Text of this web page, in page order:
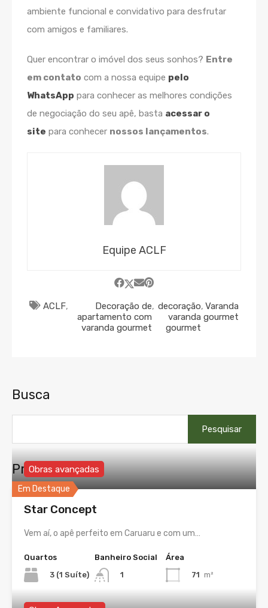
ambiente funcional e convidativo para desfrutar
com amigos e familiares.
Quer encontrar o imóvel dos seus sonhos? Entre
em contato com a nossa equipe pelo
WhatsApp para conhecer as melhores condições
de negociação do seu apê, basta acessar o
site para conhecer nossos lançamentos.
Equipe ACLF
ACLF,
Decoração de
apartamento com
varanda gourmet
, decoração
varanda
gourmet
, Varanda
gourmet
Busca
por:
Propriedades
Em Destaque
Obras avançadas
Star Concept
Vem aí, o apê perfeito em Caruaru e com um…
Quartos
3 (1 Suíte)
Banheiro Social
1
Área
71 m²